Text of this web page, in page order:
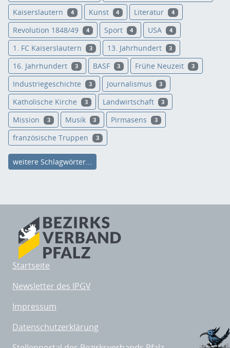
Kaiserslautern 4 Kunst 4 Literatur 4
Revolution 1848/49 4 Sport 4 USA 4
1. FC Kaiserslautern 3 13. Jahrhundert 3
16. Jahrhundert 3 BASF 3 Frühe Neuzeit 3
Industriegeschichte 3 Journalismus 3
Katholische Kirche 3 Landwirtschaft 3
Mission 3 Musik 3 Pirmasens 3
französische Truppen 3
weitere Schlagwörter...
Startseite
Newsletter des IPGV
Impressum
Datenschutzerklärung